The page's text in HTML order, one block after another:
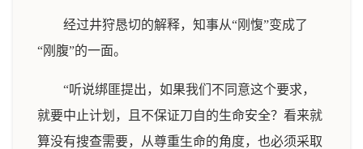
经过井狩恳切的解释，知事从“刚愎”变成了
“刚腹”的一面。
“听说绑匪提出，如果我们不同意这个要求，
就要中止计划，且不保证刀自的生命安全？看来就
算没有搜查需要，从尊重生命的角度，也必须采取